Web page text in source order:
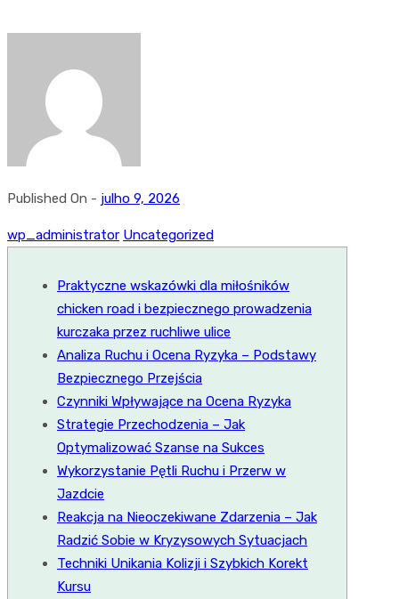
Published On - julho 9, 2026
wp_administrator Uncategorized
Praktyczne wskazówki dla miłośników
chicken road i bezpiecznego prowadzenia
kurczaka przez ruchliwe ulice
Analiza Ruchu i Ocena Ryzyka – Podstawy
Bezpiecznego Przejścia
Czynniki Wpływające na Ocena Ryzyka
Strategie Przechodzenia – Jak
Optymalizować Szanse na Sukces
Wykorzystanie Pętli Ruchu i Przerw w
Jazdcie
Reakcja na Nieoczekiwane Zdarzenia – Jak
Radzić Sobie w Kryzysowych Sytuacjach
Techniki Unikania Kolizji i Szybkich Korekt
Kursu